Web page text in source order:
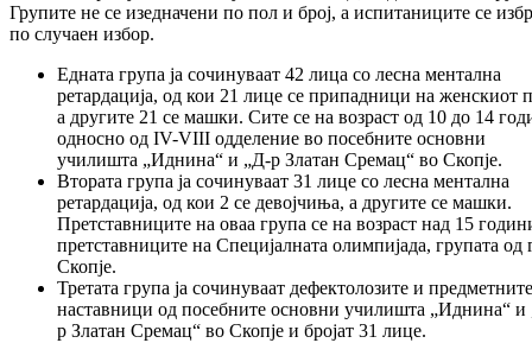
Групите не се изедначени по пол и број, а испитаниците се
по случаен избор.
Едната група ја сочинуваат 42 лица со лесна ментална
ретардација, од кои 21 лице се припадници на женскиот
а другите 21 се машки. Сите се на возраст од 10 до 14
односно од IV-VIII одделение во посебните основни
училишта „Иднина“ и „Д-р Златан Сремац“ во Скопје.
Втората група ја сочинуваат 31 лице со лесна ментална
ретардација, од кои 2 се девојчиња, а другите се машки.
Претставниците на оваа група се на возраст над 15
претставниците на Специјалната олимпијада, групата од
Скопје.
Третата група ја сочинуваат дефектолозите и предметните
наставници од посебните основни училишта „Иднина“ и
р Златан Сремац“ во Скопје и бројат 31 лице.